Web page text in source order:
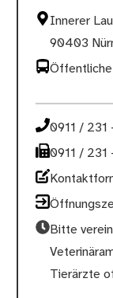
Innerer
90403
0911 / 231
0911 / 231
Bitte
Tierärzte